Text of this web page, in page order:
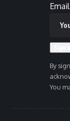
By
You